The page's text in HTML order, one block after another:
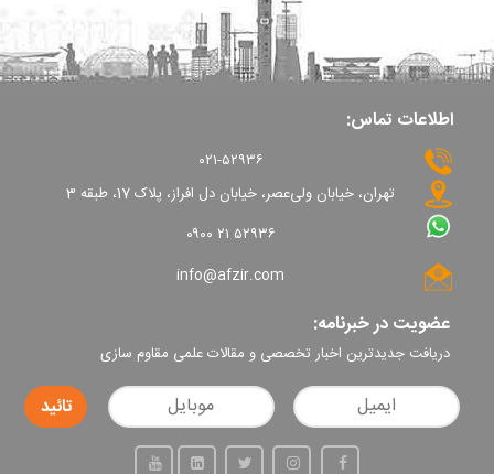
اطلاعات تماس:
۰۲۱-۵۲۹۳۶
تهران، خیابان ولی‌عصر، خیابان دل افراز، پلاک 17، طبقه 3
۰۹۰۰ ۲۱ ۵۲۹۳۶
info@afzir.com
عضویت در خبرنامه:
دریافت جدیدترین اخبار تخصصی و مقالات علمی مقاوم سازی